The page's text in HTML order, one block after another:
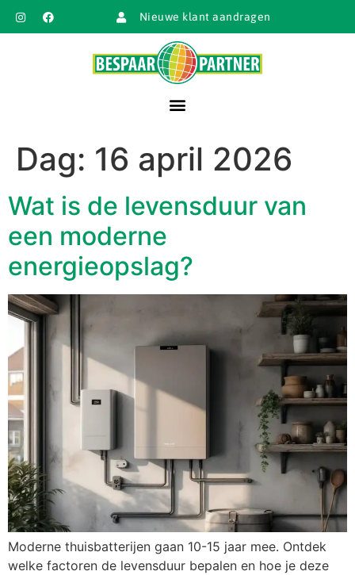
Nieuwe klant aandragen
Dag: 16 april 2026
Wat is de levensduur van
een moderne
energieopslag?
Moderne thuisbatterijen gaan 10-15 jaar mee. Ontdek
welke factoren de levensduur bepalen en hoe je deze